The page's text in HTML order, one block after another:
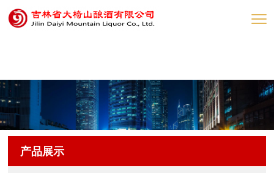
网赌网站
产品展示